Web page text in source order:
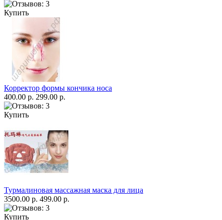
Купить
Корректор формы кончика носа
400.00 р. 299.00 р.
Купить
Турмалиновая массажная маска для лица
3500.00 р. 499.00 р.
Купить